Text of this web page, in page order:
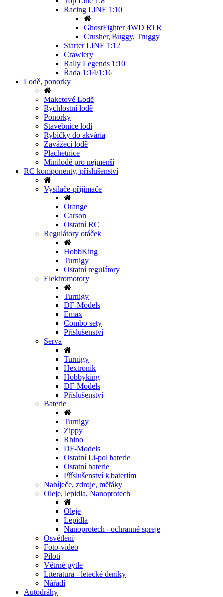
Racing LINE 1:10
GhostFighter 4WD RTR
Crusher, Buggy, Truggy
Starter LINE 1:12
Crawlery
Rally Legends 1:10
Řada 1:14/1:16
Lodě, ponorky
Maketové Lodě
Rychlostní lodě
Ponorky
Stavebnice lodí
Rybičky do akvária
Zavážecí lodě
Plachetnice
Minilodě pro nejmenší
RC komponenty, příslušenství
Vysílače-přijímače
Orange
Carson
Ostatní RC
Regulátory otáček
HobbKing
Turnigy
Ostatní regulátory
Elektromotory
Turnigy
DF-Models
Emax
Combo sety
Příslušenství
Serva
Turnigy
Hextronik
Hobbyking
DF-Models
Příslušenství
Baterie
Turnigy
Zippy
Rhino
DF-Models
Ostatní Li-pol baterie
Ostatní baterie
Příslušenství k bateriím
Nabíječe, zdroje, měřáky
Oleje, lepidla, Nanoprotech
Oleje
Lepidla
Nanoprotech - ochranné spreje
Osvětlení
Foto-video
Piloti
Větrné pytle
Literatura - letecké deníky
Nářadí
Autodráhy